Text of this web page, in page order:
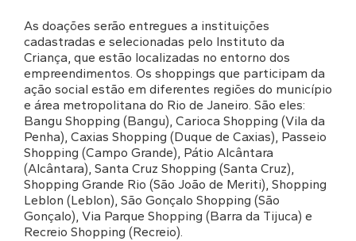
As doações serão entregues a instituições
cadastradas e selecionadas pelo Instituto da
Criança, que estão localizadas no entorno dos
empreendimentos. Os shoppings que participam da
ação social estão em diferentes regiões do município
e área metropolitana do Rio de Janeiro. São eles:
Bangu Shopping (Bangu), Carioca Shopping (Vila da
Penha), Caxias Shopping (Duque de Caxias), Passeio
Shopping (Campo Grande), Pátio Alcântara
(Alcântara), Santa Cruz Shopping (Santa Cruz),
Shopping Grande Rio (São João de Meriti), Shopping
Leblon (Leblon), São Gonçalo Shopping (São
Gonçalo), Via Parque Shopping (Barra da Tijuca) e
Recreio Shopping (Recreio).